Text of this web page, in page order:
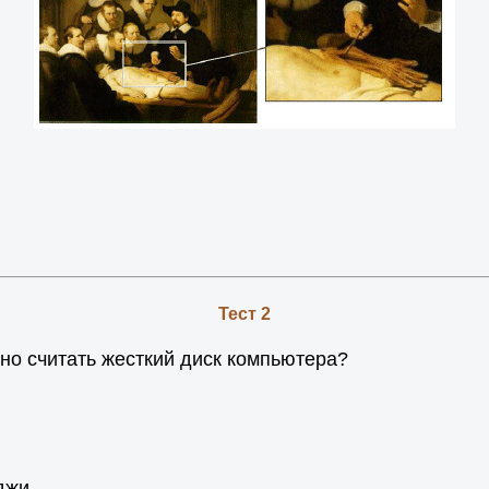
Тест 2
считать жесткий диск компьютера?